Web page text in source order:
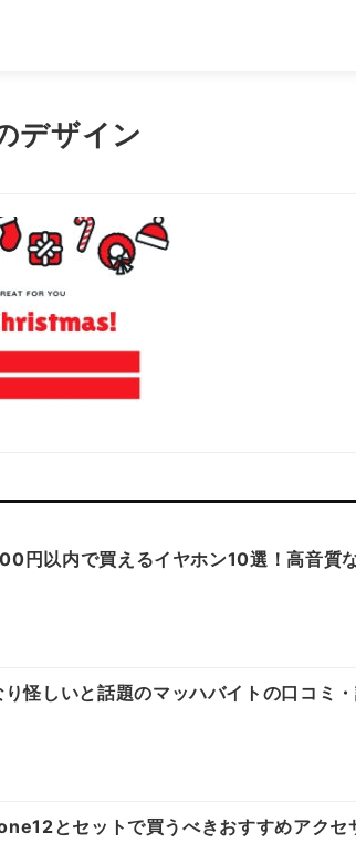
デザイン
円以内で買えるイヤホン10選！高音質
り怪しいと話題のマッハバイトの口コミ
とセットで買うべきおすすめアクセ